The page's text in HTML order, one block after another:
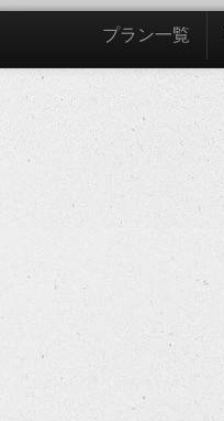
プラン一覧